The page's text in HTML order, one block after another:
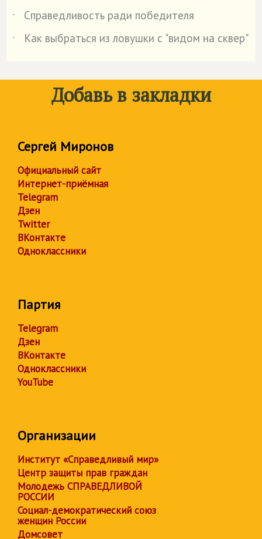
˙
Справедливость ради победителя
˙
Как выбраться из ловушки с "видом на сквер"
Добавь в закладки
Сергей Миронов
Официальный сайт
Интернет-приёмная
Telegram
Дзен
Twitter
ВКонтакте
Одноклассники
Партия
Telegram
Дзен
ВКонтакте
Одноклассники
YouTube
Организации
Институт «Справедливый мир»
Центр защиты прав граждан
Молодежь СПРАВЕДЛИВОЙ
РОССИИ
Социал-демократический союз
женщин России
Домсовет